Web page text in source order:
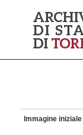
Immagine iniziale